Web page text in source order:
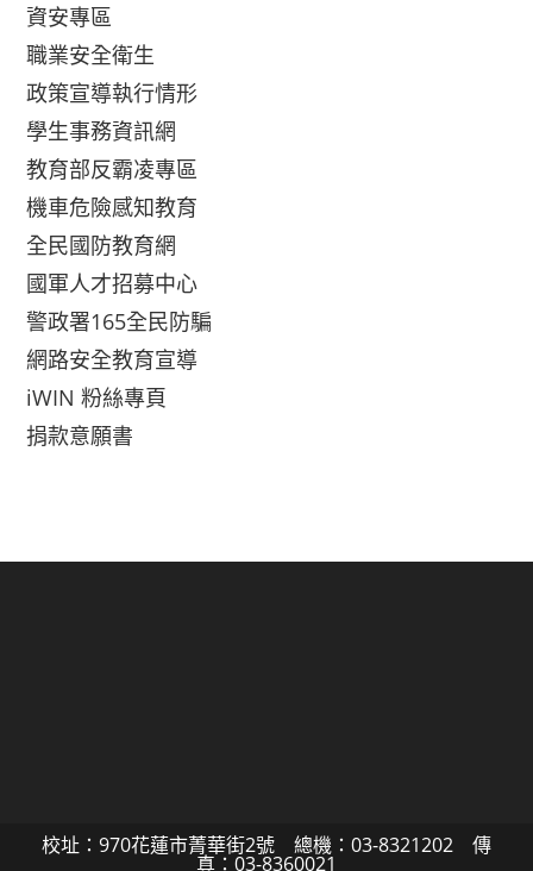
資安專區
職業安全衛生
政策宣導執行情形
學生事務資訊網
教育部反霸凌專區
機車危險感知教育
全民國防教育網
國軍人才招募中心
警政署165全民防騙
網路安全教育宣導
iWIN 粉絲專頁
捐款意願書
校址：970花蓮市菁華街2號 總機：03-8321202 傳
真：03-8360021